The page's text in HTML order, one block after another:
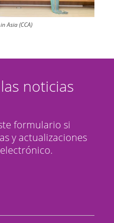
Asia (CCA)
noticias
formulario si
y actualizaciones